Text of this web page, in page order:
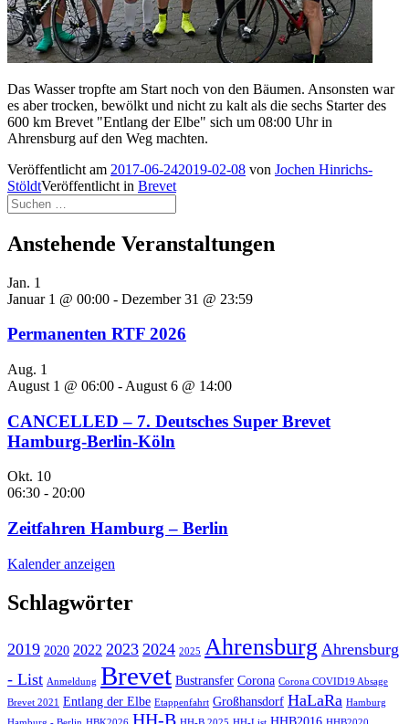
Das Wasser tropfte am Start noch von den Bäumen. Ansonsten war
es aber trocken, bewölkt und nicht zu kalt als die sechs Starter des
600 km Brevet "Entlang der Elbe" sich um 08:00 Uhr in
Ahrensburg auf den Weg machten.
Veröffentlicht am 2017-06-242019-02-08 von Jochen Hinrichs-
StöldtVeröffentlicht in Brevet
Suchen
nach:
Anstehende Veranstaltungen
Jan. 1
Januar 1 @ 00:00 - Dezember 31 @ 23:59
Permanenten RTF 2026
Aug. 1
August 1 @ 06:00 - August 6 @ 14:00
CANCELLED – 7. Deutsches Super Brevet
Hamburg-Berlin-Köln
Okt. 10
06:30 - 20:00
Zeitfahren Hamburg – Berlin
Kalender anzeigen
Schlagwörter
2019 2020 2022 2023 2024 2025 Ahrensburg Ahrensburg
- List Anmeldung Brevet Bustransfer Corona Corona COVID19 Absage
Brevet 2021 Entlang der Elbe Etappenfahrt Großhansdorf HaLaRa Hamburg
HH-B